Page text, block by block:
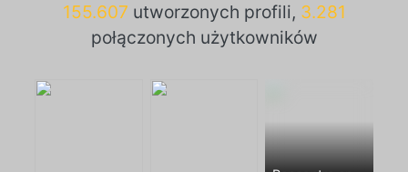
155.607 utworzonych profili, 3.281
połączonych użytkowników